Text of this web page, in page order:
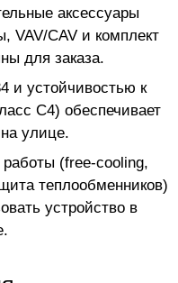
аксессуары
VAV/CAV и комплект
для заказа.
и устойчивостью к
C4) обеспечивает
улице.
(free-cooling,
теплообменников)
устройство в